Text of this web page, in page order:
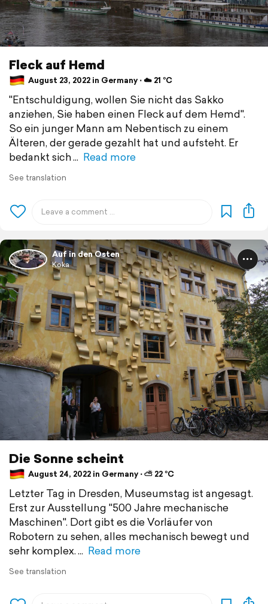
Fleck auf Hemd
August 23, 2022 in Germany ⋅ ☁️ 21 °C
"Entschuldigung, wollen Sie nicht das Sakko
anziehen, Sie haben einen Fleck auf dem Hemd".
So ein junger Mann am Nebentisch zu einem
Älteren, der gerade gezahlt hat und aufsteht. Er
bedankt sich
Read more
See translation
Auf in den Osten
Koka
Die Sonne scheint
August 24, 2022 in Germany ⋅ ⛅ 22 °C
Letzter Tag in Dresden, Museumstag ist angesagt.
Erst zur Ausstellung "500 Jahre mechanische
Maschinen". Dort gibt es die Vorläufer von
Robotern zu sehen, alles mechanisch bewegt und
sehr komplex.
Read more
See translation